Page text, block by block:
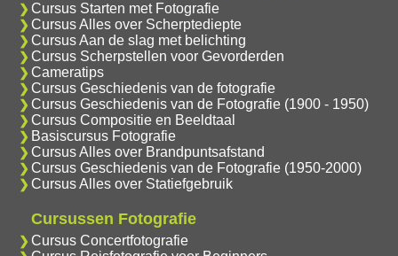
Cursus Starten met Fotografie
Cursus Alles over Scherptediepte
Cursus Aan de slag met belichting
Cursus Scherpstellen voor Gevorderden
Cameratips
Cursus Geschiedenis van de fotografie
Cursus Geschiedenis van de Fotografie (1900 - 1950)
Cursus Compositie en Beeldtaal
Basiscursus Fotografie
Cursus Alles over Brandpuntsafstand
Cursus Geschiedenis van de Fotografie (1950-2000)
Cursus Alles over Statiefgebruik
Cursussen Fotografie
Cursus Concertfotografie